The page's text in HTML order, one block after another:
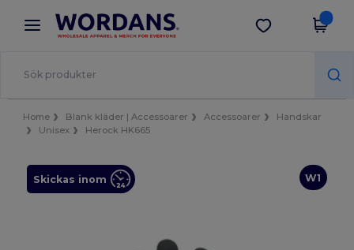
× Wordans-app
Bättre priser i appen!
Hämta app
Home Blank kläder | Accessoarer Accessoarer
Handskar
Unisex
Herock HK665
W1
Skickas inom